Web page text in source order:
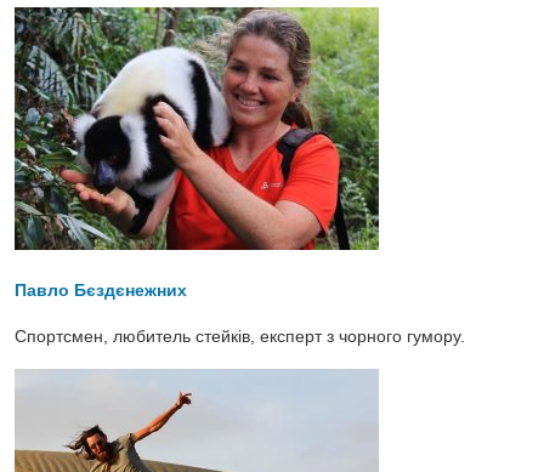
Павло Бєздєнежних
Спортсмен, любитель стейків, експерт з чорного гумору.